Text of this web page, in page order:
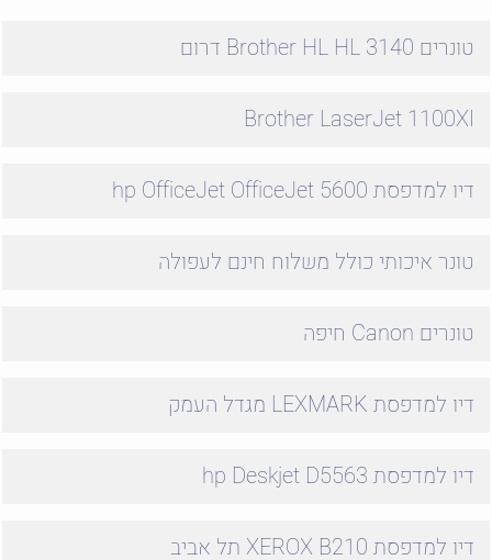
טונרים Brother HL HL 3140 דרום
Brother LaserJet 1100XI
דיו למדפסת hp OfficeJet OfficeJet 5600
טונר איכותי כולל משלוח חינם לעפולה
טונרים Canon חיפה
דיו למדפסת LEXMARK מגדל העמק
דיו למדפסת hp Deskjet D5563
דיו למדפסת XEROX B210 תל אביב